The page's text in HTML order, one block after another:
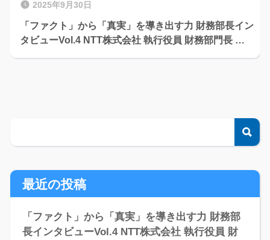
2025年9月30日
「ファクト」から「真実」を導き出す力 財務部長イン
タビューVol.4 NTT株式会社 執行役員 財務部門長 中
最近の投稿
「ファクト」から「真実」を導き出す力 財務部
長インタビューVol.4 NTT株式会社 執行役員 財